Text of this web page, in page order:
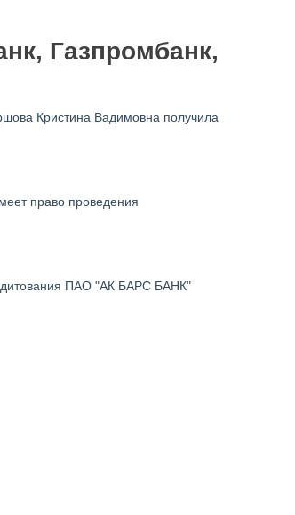
Газпромбанк,
Кристина Вадимовна получила
право проведения
ПАО "АК БАРС БАНК"